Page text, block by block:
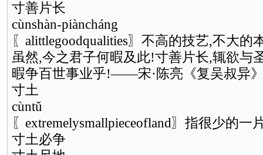
寸善片长
cùnshàn-piàncháng
〖alittlegoodqualities〗不高的技艺,不大的
虽然,今之君子何暇及此!寸善片长,辄欲与
暇争百世事业乎!——宋·陈亮《复吴叔异
寸土
cùntǔ
〖extremelysmallpieceofland〗指很少的一
寸土必争